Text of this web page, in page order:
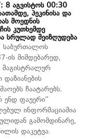
8 აგვისტოს 00:30
პეკინისა და
მოედნის
კუთხემდე
სრულად შეიზღუდება
საბურთალოს
ის მიმდებარედ,
მაგისტრალურ
ჩაატარებს.
ენდ ფაუერი“
ინფორმაციაშია
გამომდინარე,
დაკეტვა.